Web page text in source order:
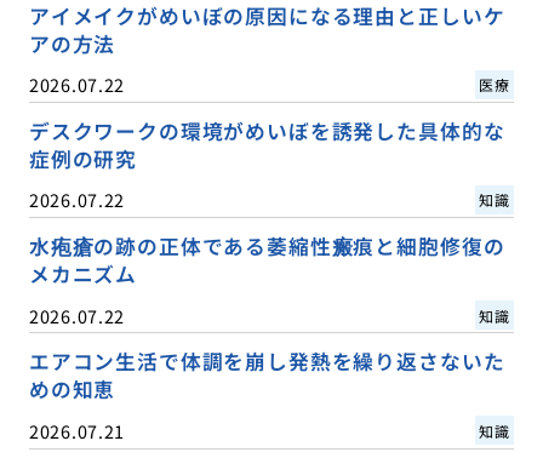
アイメイクがめいぼの原因になる理由と正しいケ
アの方法
2026.07.22 医療
デスクワークの環境がめいぼを誘発した具体的な
症例の研究
2026.07.22 知識
水疱瘡の跡の正体である萎縮性瘢痕と細胞修復の
メカニズム
2026.07.22 知識
エアコン生活で体調を崩し発熱を繰り返さないた
めの知恵
2026.07.21 知識